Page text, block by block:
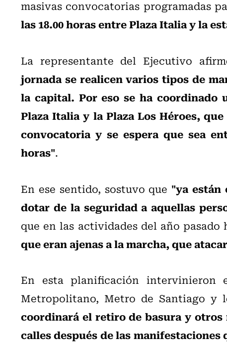
masivas convocatorias programadas
las 18.00 horas entre Plaza Italia y la
La representante del Ejecutivo
jornada se realicen varios tipos de
la capital. Por eso se ha
Plaza Italia y la Plaza Los Héroes,
convocatoria y se espera que sea
horas".
En ese sentido, sostuvo que "ya están
dotar de la seguridad a aquellas
que en las actividades del año pasado
que eran ajenas a la marcha, que
En esta planificación intervinieron
Metropolitano, Metro de Santiago y
coordinará el retiro de basura y
calles después de las